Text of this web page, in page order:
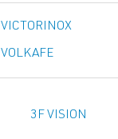
VICTORINOX
VOLKAFE
3F VISION